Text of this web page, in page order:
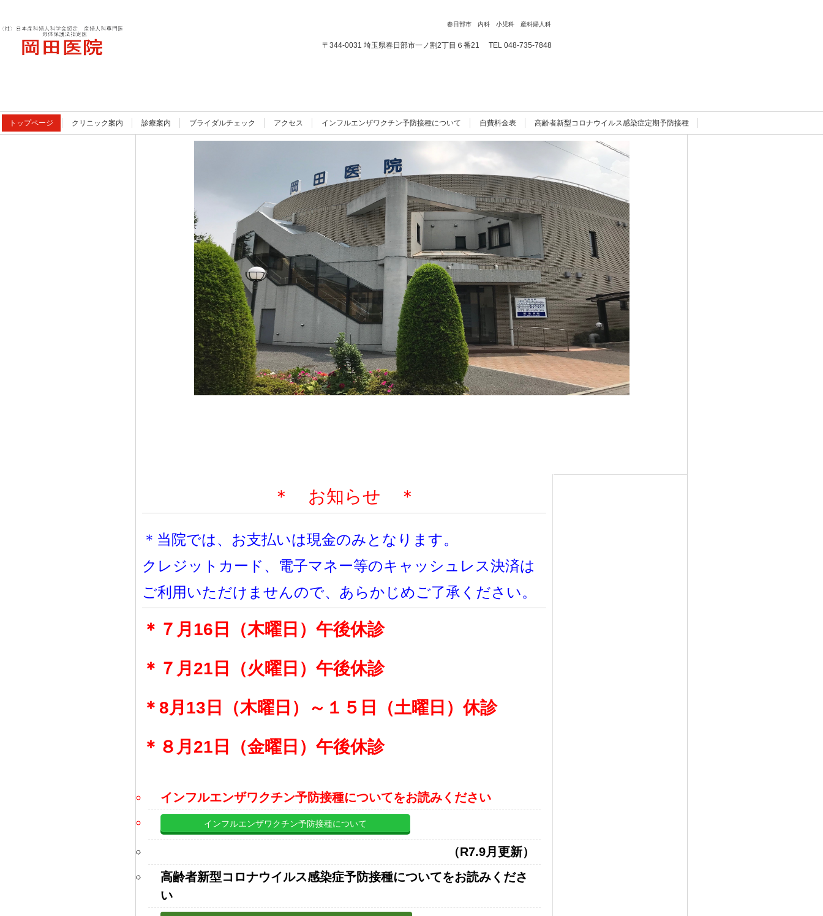
春日部市 内科 小児科 産科婦人科
〒344-0031 埼玉県春日部市一ノ割2丁目６番21 TEL 048-735-7848
トップページ クリニック案内 診療案内 ブライダルチェック アクセス インフルエンザワクチン予防接種について 自費料金表 高齢者新型コロナウイルス感染症定期予防接種
＊ お知らせ ＊
＊当院では、お支払いは現金のみとなります。
クレジットカード、電子マネー等のキャッシュレス決済は
ご利用いただけませんので、あらかじめご了承ください。
＊７月16日（木曜日）午後休診
＊７月21日（火曜日）午後休診
＊8月13日（木曜日）～１５日（土曜日）休診
＊８月21日（金曜日）午後休診
インフルエンザワクチン予防接種についてをお読みください
インフルエンザワクチン予防接種について
（R7.9月更新）
高齢者新型コロナウイルス感染症予防接種についてをお読みくださ
い